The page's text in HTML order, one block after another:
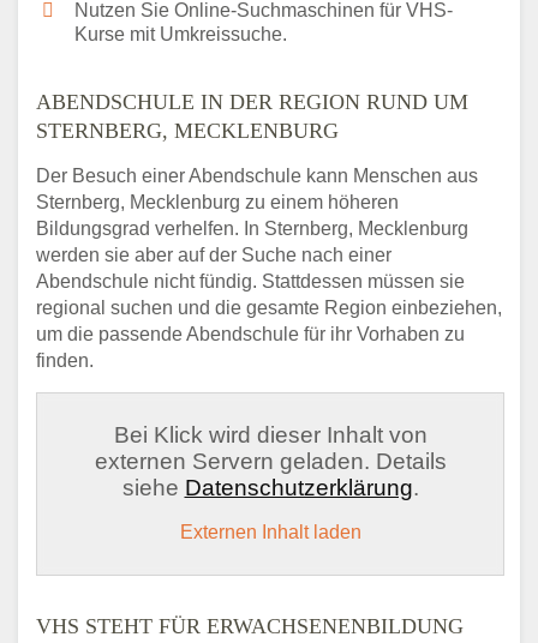
Nutzen Sie Online-Suchmaschinen für VHS-
Kurse mit Umkreissuche.
ABENDSCHULE IN DER REGION RUND UM
STERNBERG, MECKLENBURG
Der Besuch einer Abendschule kann Menschen aus
Sternberg, Mecklenburg zu einem höheren
Bildungsgrad verhelfen. In Sternberg, Mecklenburg
werden sie aber auf der Suche nach einer
Abendschule nicht fündig. Stattdessen müssen sie
regional suchen und die gesamte Region einbeziehen,
um die passende Abendschule für ihr Vorhaben zu
finden.
Bei Klick wird dieser Inhalt von
externen Servern geladen. Details
siehe Datenschutzerklärung.
Externen Inhalt laden
VHS STEHT FÜR ERWACHSENENBILDUNG